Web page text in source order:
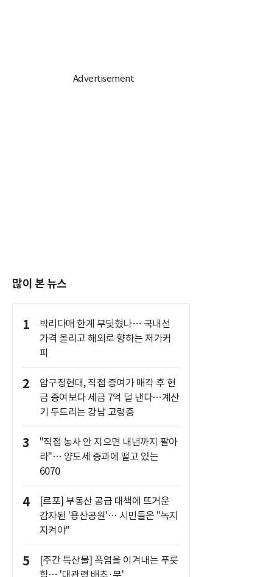
많이 본 뉴스
1
박리다매 한계 부딪혔나… 국내선
가격 올리고 해외로 향하는 저가커
피
2
압구정현대, 직접 증여가 매각 후 현
금 증여보다 세금 7억 덜 낸다…계산
기 두드리는 강남 고령층
3
"직접 농사 안 지으면 내년까지 팔아
라"… 양도세 중과에 떨고 있는
6070
4
[르포] 부동산 공급 대책에 뜨거운
감자된 '용산공원'… 시민들은 "녹지
지켜야"
5
[주간 특산물] 폭염을 이겨내는 푸릇
함… '대관령 배추·무'